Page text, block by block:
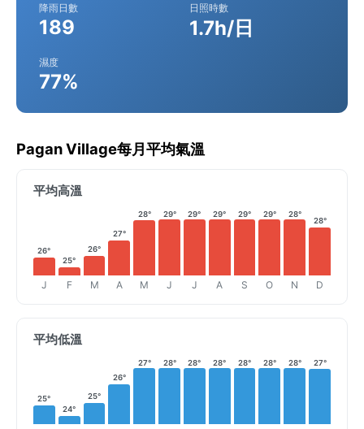
降雨日數
189
日照時數
1.7h/日
濕度
77%
Pagan Village每月平均氣溫
平均高溫
26°
J
25°
F
26°
M
27°
A
28°
M
29°
J
29°
J
29°
A
29°
S
29°
O
28°
N
28°
D
平均低溫
25°
24°
25°
26°
27° 28° 28° 28° 28° 28° 28° 27°